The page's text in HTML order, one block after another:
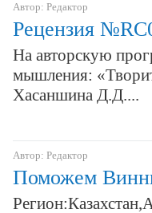
Автор: Редактор
Рецензия
На авторскую
мышления:
Хасаншина Д.Д....
Автор: Редактор
Поможем